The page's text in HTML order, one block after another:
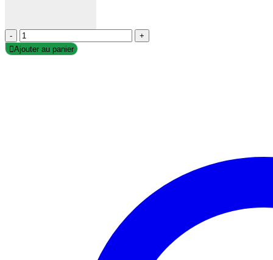
-
+
Ajouter au panier